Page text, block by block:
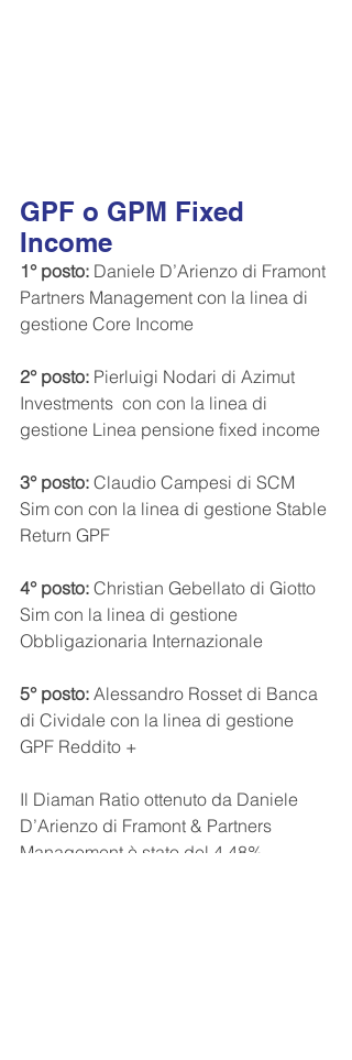
GPF o GPM Fixed
Income
1° posto: Daniele D’Arienzo di Framont
Partners Management con la linea di
gestione Core Income
2° posto: Pierluigi Nodari di Azimut
Investments  con con la linea di
gestione Linea pensione fixed income
3° posto: Claudio Campesi di SCM
Sim con con la linea di gestione Stable
Return GPF
4° posto: Christian Gebellato di Giotto
Sim con la linea di gestione
Obbligazionaria Internazionale
5° posto: Alessandro Rosset di Banca
di Cividale con la linea di gestione
GPF Reddito +
Il Diaman Ratio ottenuto da Daniele
D’Arienzo di Framont & Partners
Management è stato del 4,48%